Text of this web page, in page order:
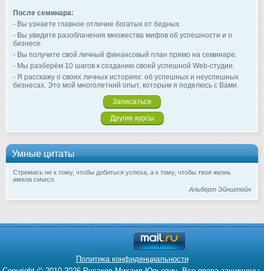
После семинара:
- Вы узнаете главное отличие богатых от бедных.
- Вы увидите разоблачения множества мифов об успешности и о
бизнесе.
- Вы получите свой личный финансовый план прямо на семинаре.
- Мы разберём 10 шагов к созданию своей успешной Web-студии.
- Я расскажу о своих личных историях: об успешных и неуспешных
бизнесах. Это мой многолетний опыт, которым я поделюсь с Вами.
Записаться
Другие курсы
Умные цитаты
Стремись не к тому, чтобы добиться успеха, а к тому, чтобы твоя жизнь
имела смысл.
Альберт Эйнштейн
Политика конфиденциальности